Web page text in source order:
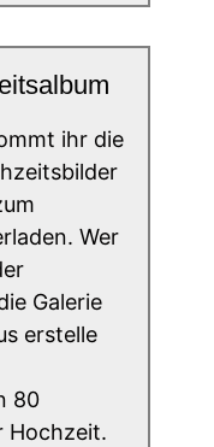
ihr die
Wer
Galerie
erstelle
80
Hochzeit.